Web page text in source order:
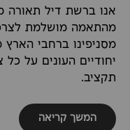
אנו ברשת דיל תאורה
מהתאמה מושלמת
מסניפינו ברחבי הארץ
יחודיים העונים על כל
תקציב.
המשך קריאה